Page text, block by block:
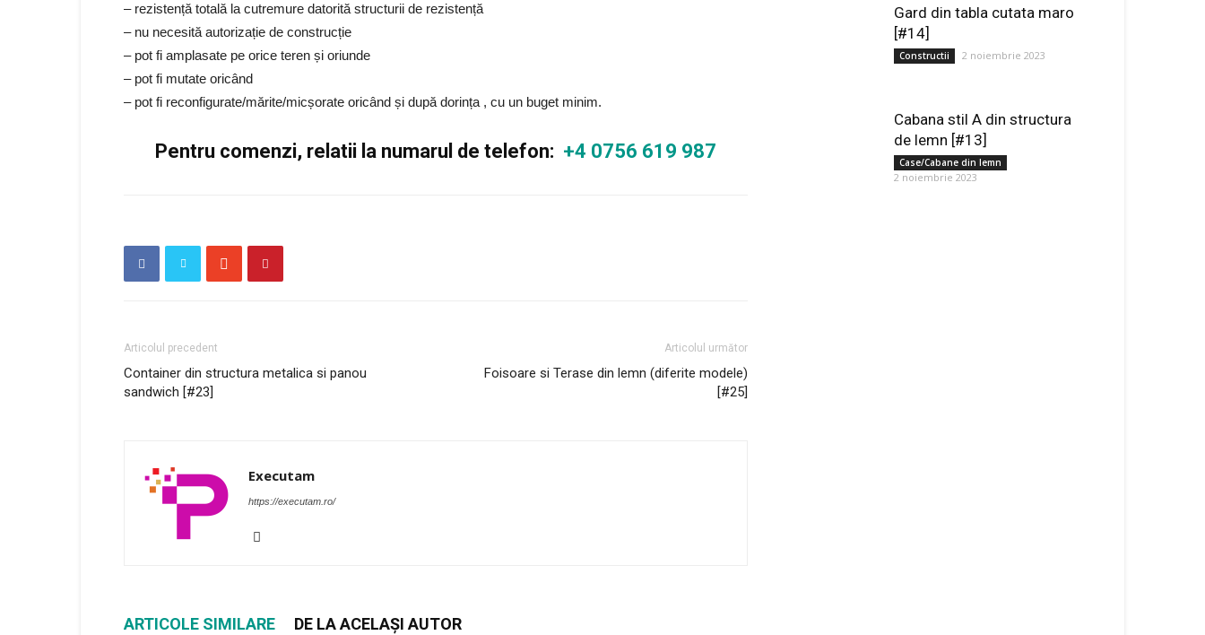
– rezistență totală la cutremure datorită structurii de rezistență
– nu necesită autorizație de construcție
– pot fi amplasate pe orice teren și oriunde
– pot fi mutate oricând
– pot fi reconfigurate/mărite/micșorate oricând și după dorința , cu un buget minim.
Pentru comenzi, relatii la numarul de telefon: +4 0756 619 987
Articolul precedent
Container din structura metalica si panou
sandwich [#23]
Articolul următor
Foisoare si Terase din lemn (diferite modele)
[#25]
Executam
https://executam.ro/
ARTICOLE SIMILARE DE LA ACELAȘI AUTOR
Gard din tabla cutata maro
[#14]
Constructii 2 noiembrie 2023
Cabana stil A din structura
de lemn [#13]
Case/Cabane din lemn
2 noiembrie 2023